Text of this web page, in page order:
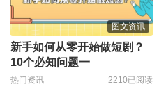
图文资讯
新手如何从零开始做短剧？
10个必知问题一
热门资讯 2210已阅读